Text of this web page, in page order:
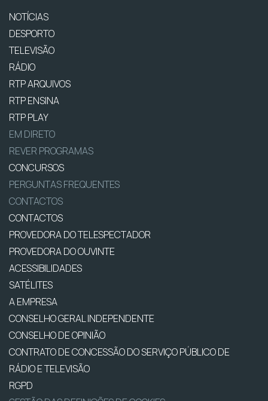
NOTÍCIAS
DESPORTO
TELEVISÃO
RÁDIO
RTP ARQUIVOS
RTP ENSINA
RTP PLAY
EM DIRETO
REVER PROGRAMAS
CONCURSOS
PERGUNTAS FREQUENTES
CONTACTOS
CONTACTOS
PROVEDORA DO TELESPECTADOR
PROVEDORA DO OUVINTE
ACESSIBILIDADES
SATÉLITES
A EMPRESA
CONSELHO GERAL INDEPENDENTE
CONSELHO DE OPINIÃO
CONTRATO DE CONCESSÃO DO SERVIÇO PÚBLICO DE
RÁDIO E TELEVISÃO
RGPD